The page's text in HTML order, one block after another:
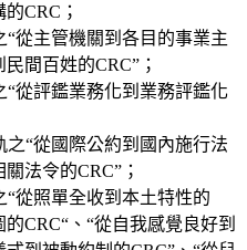
CRC；
“從主管機關到各目的事業主
間百姓的CRC”；
“從評鑑業務化到業務評鑑化
之“從國際公約到國內施行法
法令的CRC”；
“從照單全收到本土特性的
CRC“、“從自我感覺良好到